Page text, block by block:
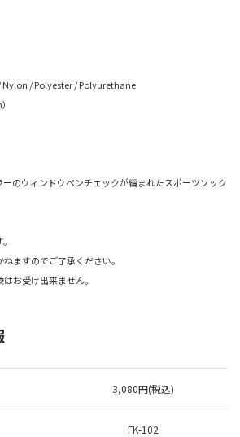
/ Polyester / Polyurethane
のウィンドウペンチェックが編まれたスポーツソック
ますのでご了承ください。
お受け出来ません。
3,080円(税込)
FK-102